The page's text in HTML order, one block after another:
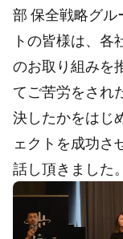
部 保全戦略グル
トの皆様は、各
のお取り組みを
てご苦労をされ
決したかをはじ
ェクトを成功さ
話し頂きました。